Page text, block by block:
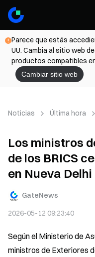
Parece que estás
UU. Cambia al sitio web
productos compatibles
Cambiar sitio web
Noticias Última hora
Los ministros
de los BRICS
en Nueva
GateNews
2026-05-12 09:23:40
Según el Ministerio de
ministros de Exteriores